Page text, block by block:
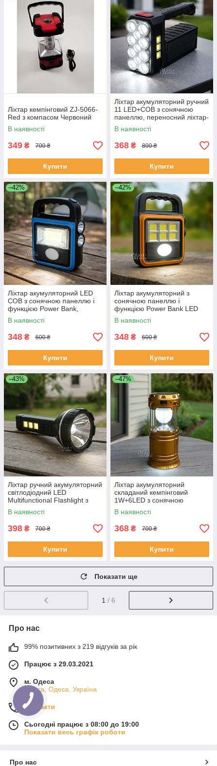
Ліхтар кемпінговий ZJ-5066-
Red з компасом Червоний
В наявності
349 ₴ 700 ₴
Купити
Ліхтар акумуляторний ручний
11 LED+COB з сонячною
панеллю, переносний ліхтар-
прожектор з 3 боковими
COB-панелями, LF-1780
В наявності
368 ₴ 800 ₴
Купити
–42%
Ліхтар акумуляторний LED
COB з сонячною панеллю і
функцією Power Bank,
потужний ручний ліхтар-
прожектор, HS-8020C-Blue
В наявності
348 ₴ 600 ₴
Купити
–42%
Ліхтар акумуляторний з
сонячною панеллю і
функцією Power Bank LED
COB, потужний ручний
ліхтар-прожектор, HS-8020D-
В наявності
348 ₴ 600 ₴
Купити
–43%
Ліхтар ручний акумуляторний
світлодіодний LED
Multifunctional Flashlight з
сонячною панеллю і 3
боковими COB-панелями,
В наявності
398 ₴ 700 ₴
Купити
–47%
Ліхтар акумуляторний
складаний кемпінговий
1W+6LED з сонячною
панеллю та функцією Power
Bank, CLS-5800T-Gold
В наявності
368 ₴ 700 ₴
Купити
Показати ще
1 / 6
Про нас
99% позитивних з 219 відгуків за рік
Працює з 29.03.2021
м. Одеса
Одеса, Одеса, Україна
Контакти
Сьогодні працює з 08:00 до 19:00
Показати весь графік роботи
Про нас